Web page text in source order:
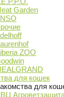
Garden
ZOO
для кошек
для